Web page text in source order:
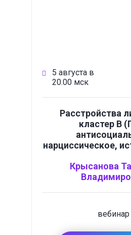
5 августа в
20.00 мск
Расстройства
кластер B
нарциссическое,
Крысанова
вебинар